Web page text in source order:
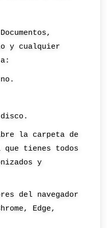
y cualquier
la carpeta de
tienes todos
y
del navegador
Edge,